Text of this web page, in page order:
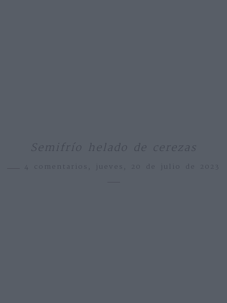
Semifrío helado de cerezas
4 comentarios, jueves, 20 de julio de 2023